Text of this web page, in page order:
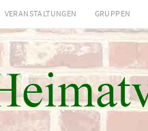
VERANSTALTUNGEN GRUPPEN